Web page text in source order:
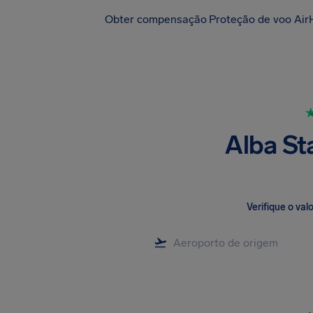
Obter compensação Proteção de voo
Alba
Verifique o